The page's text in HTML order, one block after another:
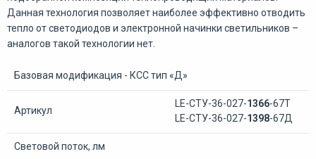
Данная технология позволяет наиболее эффективно отводить
тепло от светодиодов и электронной начинки светильников –
аналогов такой технологии нет.
Базовая модификация - КСС тип «Д»
Артикул
LE-СТУ-36-027-1366-67Т
LE-СТУ-36-027-1398-67Д
Световой поток, лм